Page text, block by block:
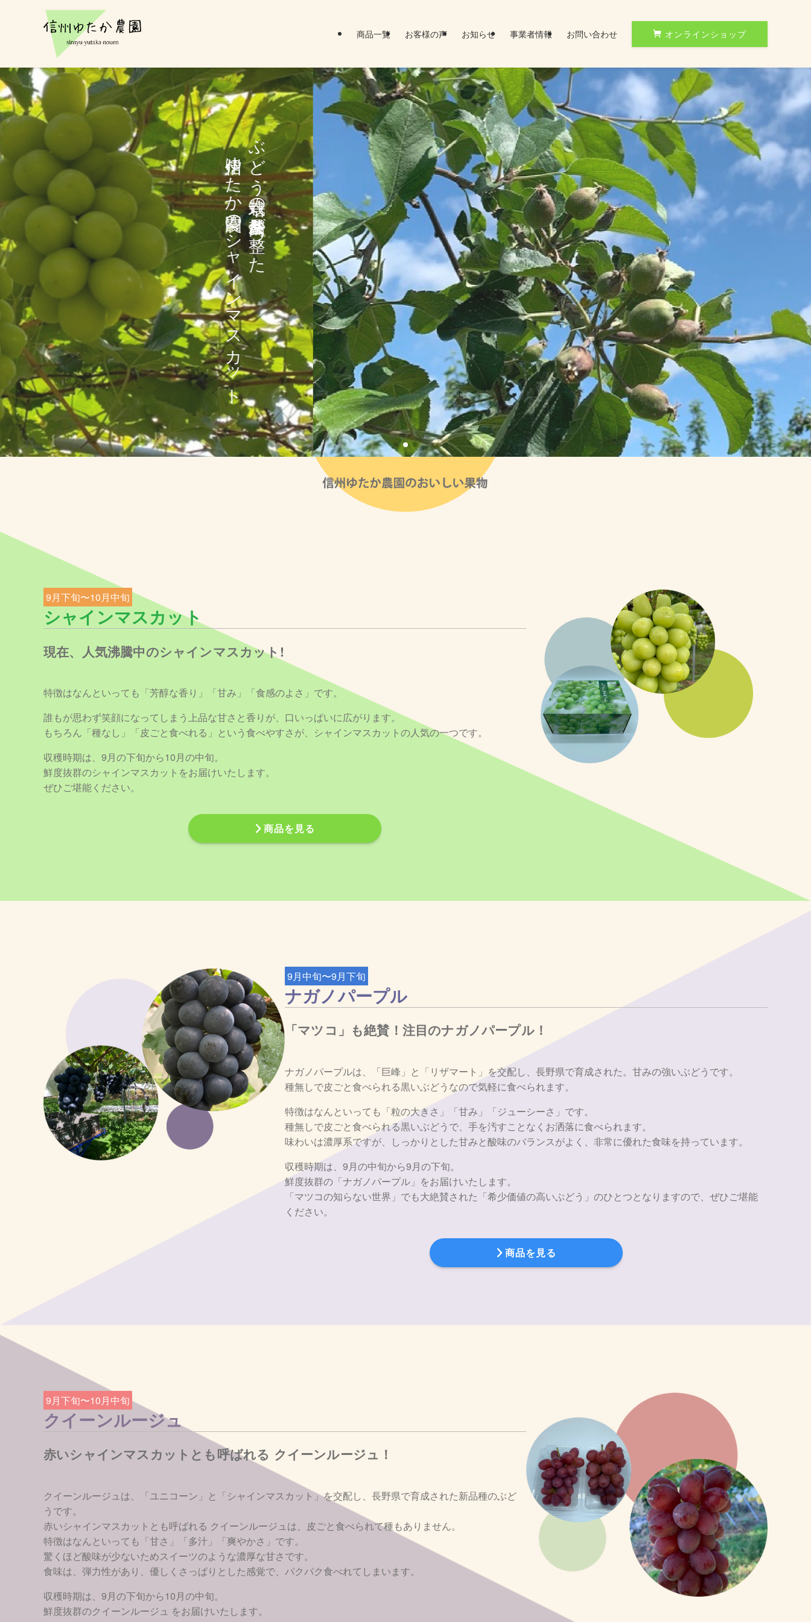
商品一覧 お客様の声 お知らせ 事業者情報 お問い合わせ オンラインショップ
ぶどう栽培の最高条件が整った
信州ゆたか農園のシャインマスカット
9月下旬〜10月中旬
シャインマスカット
現在、人気沸騰中のシャインマスカット!
特徴はなんといっても「芳醇な香り」「甘み」「食感のよさ」です。
誰もが思わず笑顔になってしまう上品な甘さと香りが、口いっぱいに広がります。
もちろん「種なし」「皮ごと食べれる」という食べやすさが、シャインマスカットの人気の一つです。
収穫時期は、9月の下旬から10月の中旬。
鮮度抜群のシャインマスカットをお届けいたします。
ぜひご堪能ください。
商品を見る
9月中旬〜9月下旬
ナガノパープル
「マツコ」も絶賛！注目のナガノパープル！
ナガノパープルは、「巨峰」と「リザマート」を交配し、長野県で育成された。甘みの強いぶどうです。
種無しで皮ごと食べられる黒いぶどうなので気軽に食べられます。
特徴はなんといっても「粒の大きさ」「甘み」「ジューシーさ」です。
種無しで皮ごと食べられる黒いぶどうで、手を汚すことなくお洒落に食べられます。
味わいは濃厚系ですが、しっかりとした甘みと酸味のバランスがよく、非常に優れた食味を持っています。
収穫時期は、9月の中旬から9月の下旬。
鮮度抜群の「ナガノパープル」をお届けいたします。
「マツコの知らない世界」でも大絶賛された「希少価値の高いぶどう」のひとつとなりますので、ぜひご堪能
ください。
商品を見る
9月下旬〜10月中旬
クイーンルージュ
赤いシャインマスカットとも呼ばれる クイーンルージュ！
クイーンルージュは、「ユニコーン」と「シャインマスカット」を交配し、長野県で育成された新品種のぶど
うです。
赤いシャインマスカットとも呼ばれる クイーンルージュは、皮ごと食べられて種もありません。
特徴はなんといっても「甘さ」「多汁」「爽やかさ」です。
驚くほど酸味が少ないためスイーツのような濃厚な甘さです。
食味は、弾力性があり、優しくさっぱりとした感覚で、パクパク食べれてしまいます。
収穫時期は、9月の下旬から10月の中旬。
鮮度抜群のクイーンルージュ をお届けいたします。